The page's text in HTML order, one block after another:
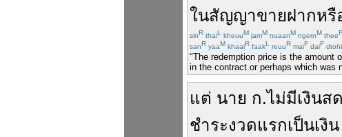
ในสัญญาขายฝากหรื
sinR thaiL kheuuM jamM nuaanM ngernM theeF
sanR yaaM khaaiR faakL reuuR maiF daiF
"The redemption price is the amount
in the contract or perhaps which was
แต่ นาย ก.ไม่มีเงินสด
ชำระงวดแรกเป็นเงิน